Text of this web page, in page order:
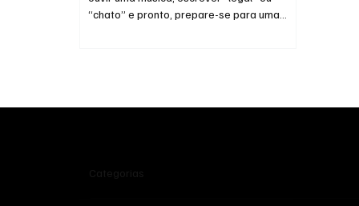
“chato” e pronto, prepare-se para uma